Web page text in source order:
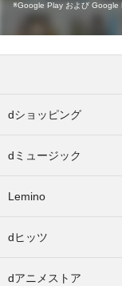
Google Play および Google
dショッピング
dミュージック
Lemino
dヒッツ
dアニメストア